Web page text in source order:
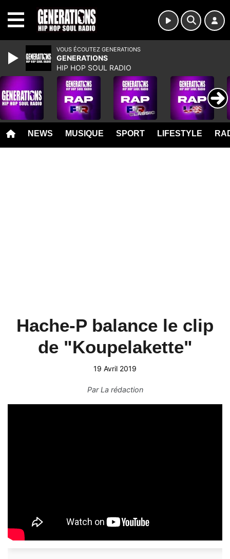
NEWS MUSIQUE SPORT LIFESTYLE
Hache-P balance le clip
de "Koupelakette"
19 Avril 2019
ParLa rédaction
VOUS ÉCOUTEZ GENERATIONS
GENERATIONS
HIP HOP SOUL RADIO